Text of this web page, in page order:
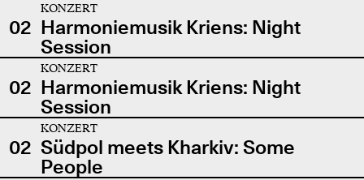
02
KONZERT
Harmoniemusik Kriens: Night
Session
02
KONZERT
Harmoniemusik Kriens: Night
Session
02
KONZERT
Südpol meets Kharkiv: Some
People